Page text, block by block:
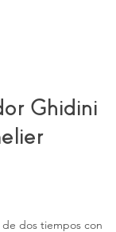
Ghidini
dos tiempos con